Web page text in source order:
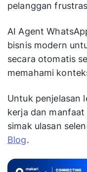
pelanggan
AI Agent
bisnis modern
secara otomatis
memahami
Untuk penjelasan
kerja dan
simak ulasan
Blog.